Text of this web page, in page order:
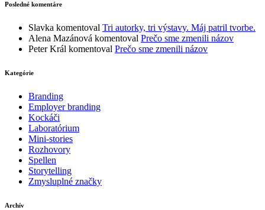
Posledné komentáre
Slavka komentoval Tri autorky, tri výstavy. Máj patril tvorbe.
Alena Mazánová komentoval Prečo sme zmenili názov
Peter Král komentoval Prečo sme zmenili názov
Kategórie
Branding
Employer branding
Kockáči
Laboratórium
Mini-stories
Rozhovory
Spellen
Storytelling
Zmysluplné značky
Archív